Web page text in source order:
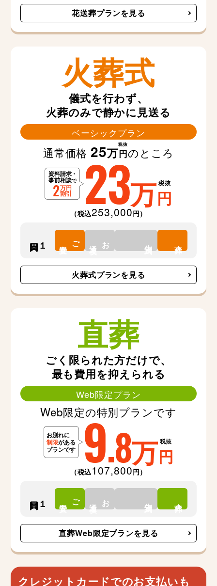
花送葬プランを見る
火葬式
儀式を行わず、
火葬のみで静かに見送る
ベーシックプラン
通常価格 25万円
税抜
のところ
23万円
税抜
（税込253,000円）
ご お
火葬式プランを見る
直葬
ごく限られた方だけで、
最も費用を抑えられる
Web限定プラン
Web限定の特別プランです
9.8万円
税抜
（税込107,800円）
ご お
直葬Web限定プランを見る
クレジットカードでのお支払いも